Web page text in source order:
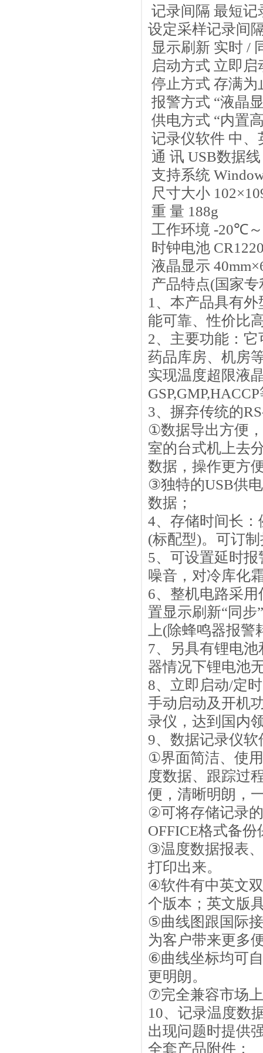
记录间隔 最短记
设定采样记录间
显示刷新 实时 /
启动方式 立即
停止方式 存满
报警方式 “液晶
供电方式 “内置
记录仪软件 中、
通 讯 USB数据线
支持系统
尺寸大小 102×
重 量 188g
工作环境 -20℃～
时钟电池
液晶显示 40mm×
产品特点(国家
1 、本产品具有
能可靠、性价比
2、主要功能：
药品库房、机房
实现温度超限液
GSP,GMP,HACCP
3、摒弃传统的
①数据导出方便
室的台式机上去
数据，操作更方
③独特的USB供
数据；
4、存储时间长：
(标配型)。可订
5、可设置延时
噪音，对冷库化
6、整机电路采
置显示刷新“同步”
上(除蜂鸣器报警
7、另具有锂电
器情况下锂电池
8、立即启动/定
手动启动及开机
录仪，达到国内
9、数据记录仪软
①界面简洁、使
度数据、跟踪过
便，清晰明朗，
②可将存储记录
OFFICE格式备份
③温度数据报表
打印出来。
④软件有中英文
个版本；英文版
⑤曲线图跟国际
为客户带来更多
⑥曲线坐标均可
更明朗。
⑦完全兼容市场
10、记录温度数
出现问题时提供
全套产品附件：